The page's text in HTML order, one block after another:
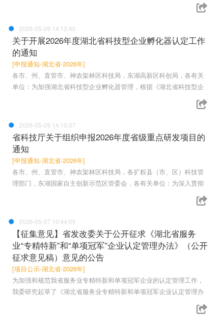
2026-05-09 14:12:40
关于开展2026年度湖北省科技型企业孵化器认定工作
的通知
[申报通知-湖北省-2026年]
各市、州、直管市、神农架林区科技局，东湖高新区科创局，各有关
单位：为加强湖北省科技型企业孵化器管理，根据《湖北省科技型企
2026-05-09 14:10:37
省科技厅关于组织申报2026年度省级重点研发项目的
通知
[申报通知-湖北省-2026年]
各市、州、直管市、神农架林区科技局，各扩权县（市、区）科技管
理部门，东湖国家自主创新示范区管委会，各有关单位：为深入贯彻
2026-05-07 10:44:09
【征集意见】省发改委关于公开征求《湖北省服务
业“专精特新”和“单项冠军”企业认定管理办法》（公开
征求意见稿）意见的公告
[项目公示-湖北省-2026年]
为加强和规范我省服务业专精特新和单项冠军企业的认定管理工作，
我委研究起草了《湖北省服务业专精特新和单项冠军企业认定管理办